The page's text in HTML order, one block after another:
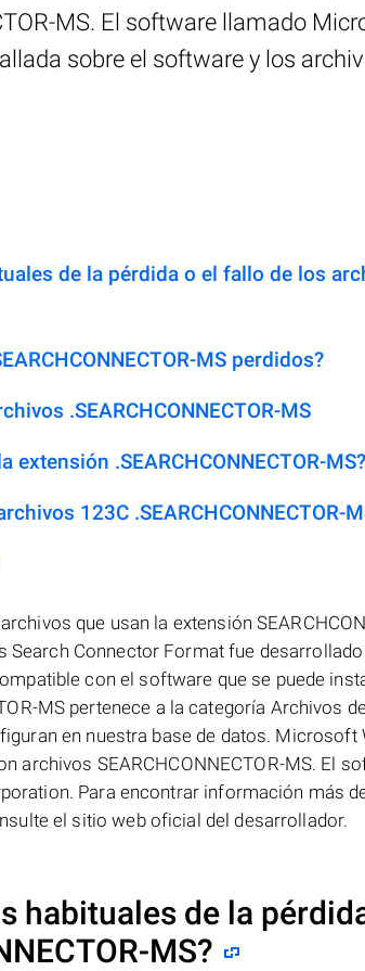
MS. El software llamado
sobre el software y los
de la pérdida o el fallo de los
MS perdidos?
.SEARCHCONNECTOR-MS
.SEARCHCONNECTOR-MS?
123C .SEARCHCONNECTOR-
que usan la extensión
Search Connector Format fue
con el software que se puede
MS pertenece a la categoría Archivos
en nuestra base de datos. Microsoft
archivos SEARCHCONNECTOR-MS. El
Para encontrar información más
el sitio web oficial del desarrollador.
habituales de la
MS?